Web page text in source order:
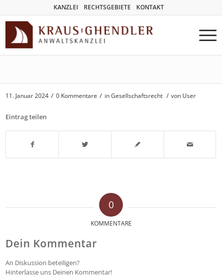
KANZLEI RECHTSGEBIETE KONTAKT
11. Januar 2024 / 0 Kommentare / inGesellschaftsrecht / von User
Eintrag teilen
0
KOMMENTARE
Dein Kommentar
An Diskussion beteiligen?
Hinterlasse uns Deinen Kommentar!